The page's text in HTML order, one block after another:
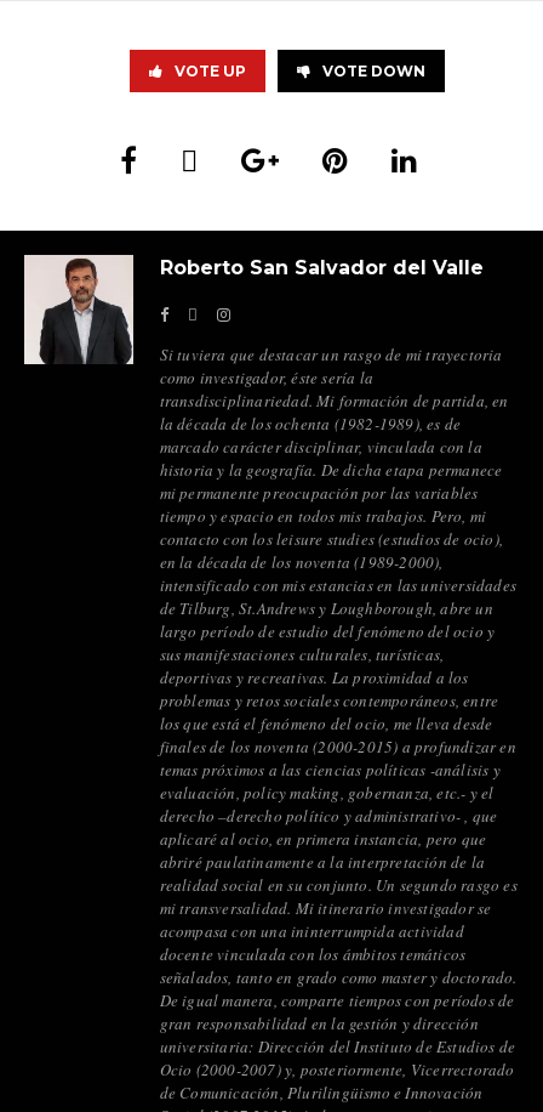
VOTE UP VOTE DOWN
Roberto San Salvador del Valle
Si tuviera que destacar un rasgo de mi trayectoria
como investigador, éste sería la
transdisciplinariedad. Mi formación de partida, en
la década de los ochenta (1982-1989), es de
marcado carácter disciplinar, vinculada con la
historia y la geografía. De dicha etapa permanece
mi permanente preocupación por las variables
tiempo y espacio en todos mis trabajos. Pero, mi
contacto con los leisure studies (estudios de ocio),
en la década de los noventa (1989-2000),
intensificado con mis estancias en las universidades
de Tilburg, St.Andrews y Loughborough, abre un
largo período de estudio del fenómeno del ocio y
sus manifestaciones culturales, turísticas,
deportivas y recreativas. La proximidad a los
problemas y retos sociales contemporáneos, entre
los que está el fenómeno del ocio, me lleva desde
finales de los noventa (2000-2015) a profundizar en
temas próximos a las ciencias políticas -análisis y
evaluación, policy making, gobernanza, etc.- y el
derecho –derecho político y administrativo- , que
aplicaré al ocio, en primera instancia, pero que
abriré paulatinamente a la interpretación de la
realidad social en su conjunto. Un segundo rasgo es
mi transversalidad. Mi itinerario investigador se
acompasa con una ininterrumpida actividad
docente vinculada con los ámbitos temáticos
señalados, tanto en grado como master y doctorado.
De igual manera, comparte tiempos con períodos de
gran responsabilidad en la gestión y dirección
universitaria: Dirección del Instituto de Estudios de
Ocio (2000-2007) y, posteriormente, Vicerrectorado
de Comunicación, Plurilingüismo e Innovación